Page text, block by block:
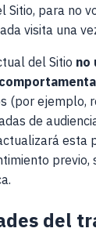
Sitio, para no
visita una
del Sitio no
(por ejemplo,
de
esta
previo,
del